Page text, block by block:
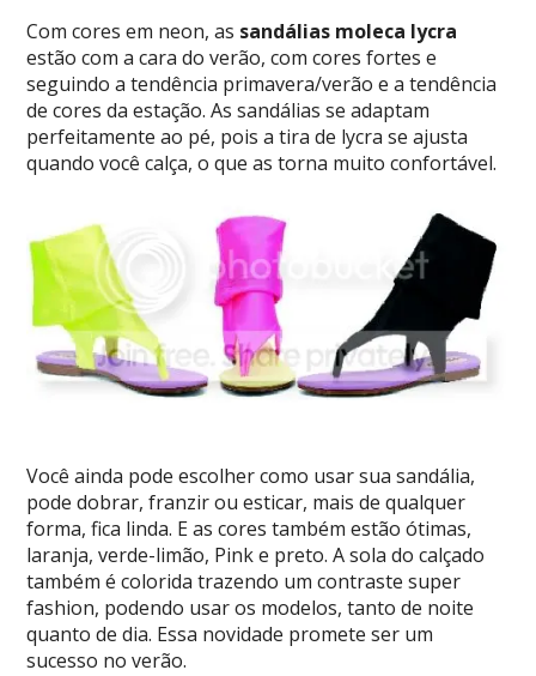
Com cores em neon, as sandálias moleca lycra
estão com a cara do verão, com cores fortes e
seguindo a tendência primavera/verão e a tendência
de cores da estação. As sandálias se adaptam
perfeitamente ao pé, pois a tira de lycra se ajusta
quando você calça, o que as torna muito confortável.
Você ainda pode escolher como usar sua sandália,
pode dobrar, franzir ou esticar, mais de qualquer
forma, fica linda. E as cores também estão ótimas,
laranja, verde-limão, Pink e preto. A sola do calçado
também é colorida trazendo um contraste super
fashion, podendo usar os modelos, tanto de noite
quanto de dia. Essa novidade promete ser um
sucesso no verão.